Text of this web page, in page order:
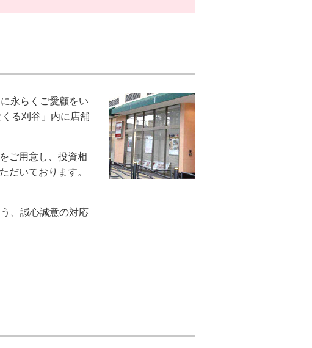
永らくご愛顧をい
る刈谷」内に店舗
ご用意し、投資相
だいております。
、誠心誠意の対応